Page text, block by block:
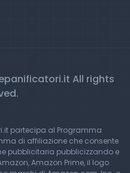
All rights
partecipa al Programma
di affiliazione che consente
pubblicitaria pubblicizzando e
Amazon Prime, il logo